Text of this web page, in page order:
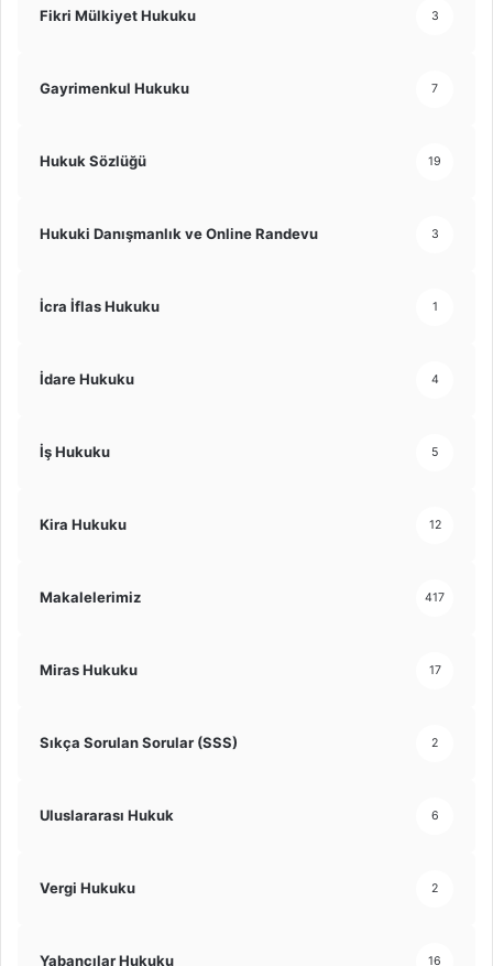
Fikri Mülkiyet Hukuku 3
Gayrimenkul Hukuku 7
Hukuk Sözlüğü 19
Hukuki Danışmanlık ve Online Randevu 3
İcra İflas Hukuku 1
İdare Hukuku 4
İş Hukuku 5
Kira Hukuku 12
Makalelerimiz 417
Miras Hukuku 17
Sıkça Sorulan Sorular (SSS) 2
Uluslararası Hukuk 6
Vergi Hukuku 2
Yabancılar Hukuku 16